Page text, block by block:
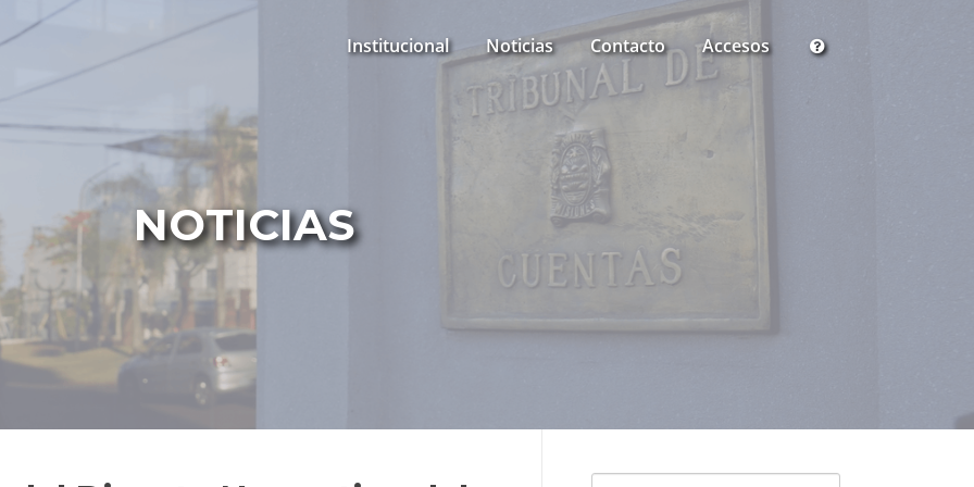
Institucional Noticias Contacto Accesos
NOTICIAS